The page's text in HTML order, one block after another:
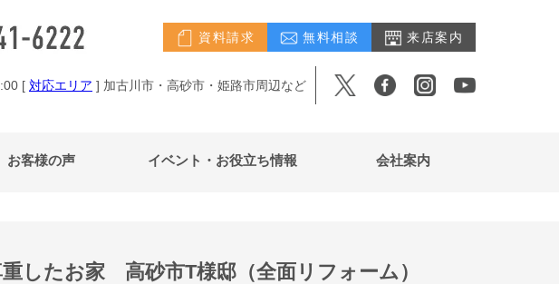
資料請求 無料相談 来店案内
[ 対応エリア ] 加古川市・高砂市・姫路市周辺など
お客様の声 イベント・お役立ち情報 会社案内
したお家 高砂市T様邸（全面リフォーム）